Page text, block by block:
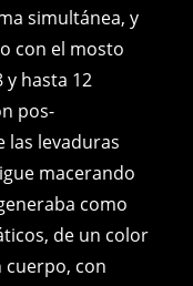
simultánea, y
con el mosto
hasta 12
pos-
las levaduras
macerando
como
de un color
con